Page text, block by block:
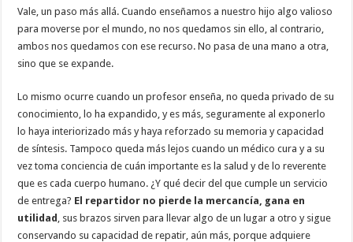
Vale, un paso más allá. Cuando enseñamos a nuestro hijo algo valioso
para moverse por el mundo, no nos quedamos sin ello, al contrario,
ambos nos quedamos con ese recurso. No pasa de una mano a otra,
sino que se expande.
Lo mismo ocurre cuando un profesor enseña, no queda privado de su
conocimiento, lo ha expandido, y es más, seguramente al exponerlo
lo haya interiorizado más y haya reforzado su memoria y capacidad
de síntesis. Tampoco queda más lejos cuando un médico cura y a su
vez toma conciencia de cuán importante es la salud y de lo reverente
que es cada cuerpo humano. ¿Y qué decir del que cumple un servicio
de entrega? El repartidor no pierde la mercancía, gana en
utilidad , sus brazos sirven para llevar algo de un lugar a otro y sigue
conservando su capacidad de repatir, aún más, porque adquiere